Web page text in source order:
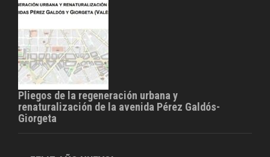
Pliegos de la regeneración urbana y
renaturalización de la avenida Pérez Galdós-
Giorgeta